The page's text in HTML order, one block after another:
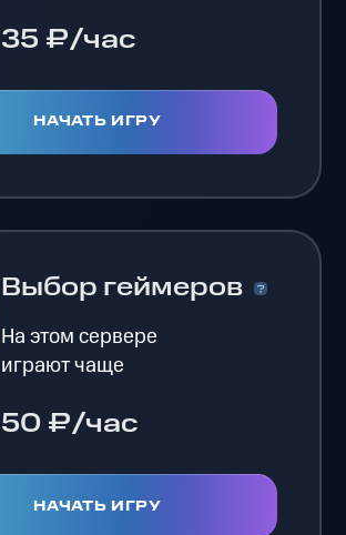
35 ₽/час
НАЧАТЬ ИГРУ
Выбор геймеров
На этом сервере
играют чаще
50 ₽/час
НАЧАТЬ ИГРУ